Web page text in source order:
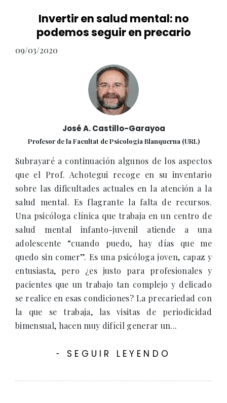
Invertir en salud mental: no
podemos seguir en precario
09/03/2020
José A. Castillo-Garayoa
Profesor de la Facultat de Psicologia Blanquerna (URL)
Subrayaré a continuación algunos de los aspectos
que el Prof. Achotegui recoge en su inventario
sobre las dificultades actuales en la atención a la
salud mental. Es flagrante la falta de recursos.
Una psicóloga clínica que trabaja en un centro de
salud mental infanto-juvenil atiende a una
adolescente “cuando puedo, hay días que me
quedo sin comer”. Es una psicóloga joven, capaz y
entusiasta, pero ¿es justo para profesionales y
pacientes que un trabajo tan complejo y delicado
se realice en esas condiciones? La precariedad con
la que se trabaja, las visitas de periodicidad
bimensual, hacen muy difícil generar un...
- SEGUIR LEYENDO